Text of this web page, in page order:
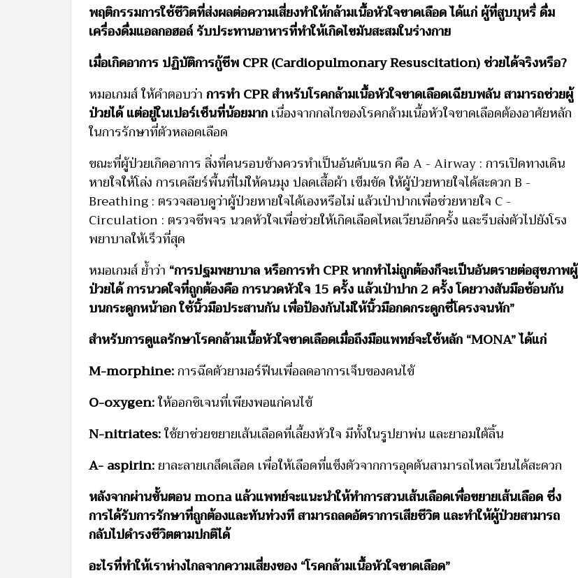
พฤติกรรมการใช้ชีวิตที่ส่งผลต่อความเสี่ยงทำให้กล้ามเนื้อหัวใจขาดเลือด ได้แก่ ผู้ที่สูบบุหรี่ ดื่ม
เครื่องดื่มแอลกอฮอล์ รับประทานอาหารที่ทำให้เกิดไขมันสะสมในร่างกาย
เมื่อเกิดอาการ ปฏิบัติการกู้ชีพ CPR (Cardiopulmonary Resuscitation) ช่วยได้จริงหรือ?
หมอเกมส์ ให้คำตอบว่าการทำ CPR สำหรับโรคกล้ามเนื้อหัวใจขาดเลือดเฉียบพลัน สามารถช่วยผู้
ป่วยได้ แต่อยู่ในเปอร์เซ็นที่น้อยมากเนื่องจากกลไกของโรคกล้ามเนื้อหัวใจขาดเลือดต้องอาศัยหลัก
ในการรักษาที่ตัวหลอดเลือด
ขณะที่ผู้ป่วยเกิดอาการ สิ่งที่คนรอบข้างควรทำเป็นอันดับแรก คือ A - Airway : การเปิดทางเดิน
หายใจให้โล่ง การเคลียร์พื้นที่ไม่ให้คนมุง ปลดเสื้อผ้า เข็มขัด ให้ผู้ป่วยหายใจได้สะดวก B -
Breathing : ตรวจสอบดูว่าผู้ป่วยหายใจได้เองหรือไม่ แล้วเป่าปากเพื่อช่วยหายใจ C -
Circulation : ตรวจชีพจร นวดหัวใจเพื่อช่วยให้เกิดเลือดไหลเวียนอีกครั้ง และรีบส่งตัวไปยังโรง
พยาบาลให้เร็วที่สุด
หมอเกมส์ ย้ำว่า “การปฐมพยาบาล หรือการทำ CPR หากทำไม่ถูกต้องก็จะเป็นอันตรายต่อสุขภาพผู้
ป่วยได้ การนวดใจที่ถูกต้องคือ การนวดหัวใจ 15 ครั้ง แล้วเป่าปาก 2 ครั้ง โดยวางสันมือซ้อนกัน
บนกระดูกหน้าอก ใช้นิ้วมือประสานกัน เพื่อป้องกันไม่ให้นิ้วมือกดกระดูกซี่โครงจนหัก”
สำหรับการดูแลรักษาโรคกล้ามเนื้อหัวใจขาดเลือดเมื่อถึงมือแพทย์จะใช้หลัก “MONA” ได้แก่
M-morphine:การฉีดตัวยามอร์ฟีนเพื่อลดอาการเจ็บของคนไข้
O-oxygen:ให้ออกซิเจนที่เพียงพอแก่คนไข้
N-nitriates:ใช้ยาช่วยขยายเส้นเลือดที่เลี้ยงหัวใจ มีทั้งในรูปยาพ่น และยาอมใต้ลิ้น
A- aspirin:ยาละลายเกล็ดเลือด เพื่อให้เลือดที่แข็งตัวจากการอุดตันสามารถไหลเวียนได้สะดวก
หลังจากผ่านขั้นตอน mona แล้วแพทย์จะแนะนำให้ทำการสวนเส้นเลือดเพื่อขยายเส้นเลือด ซึ่ง
การได้รับการรักษาที่ถูกต้องและทันท่วงที สามารถลดอัตราการเสียชีวิต และทำให้ผู้ป่วยสามารถ
กลับไปดำรงชีวิตตามปกติได้
อะไรที่ทำให้เราห่างไกลจากความเสี่ยงของ “โรคกล้ามเนื้อหัวใจขาดเลือด”